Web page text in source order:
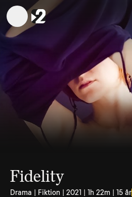
Fidelity
Drama | Fiktion | 2021 | 1h 22m | 15 år